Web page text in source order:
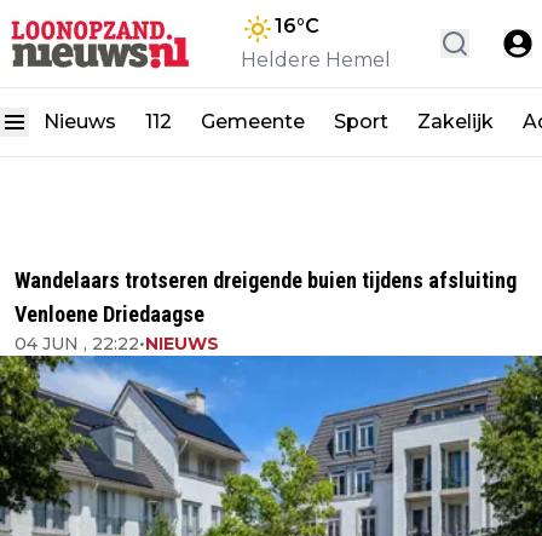
16°C
Heldere Hemel
Nieuws 112 Gemeente Sport Zakelijk
Wandelaars trotseren dreigende buien tijdens afsluiting
Venloene Driedaagse
04 JUN , 22:22•NIEUWS